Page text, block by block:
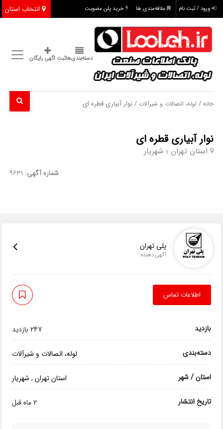
انتخاب استان ورود / ثبت نام علاقه‌مندی ها خرید پلن عضویت
دسته‌بندی‌هاثبت اگهی رایگان
خانه / لوله، اتصالات و شیرآلات / نوار آبیاری قطره ای
نوار آبیاری قطره ای
استان تهران شهریار
شماره آگهی: 9631
پلی تهران
آگهی دهنده
اطلاعات تماس
بازدید 247 بازدید
دسته‌بندی لوله، اتصالات و شیرآلات
استان / شهر استان تهران, شهریار
تاریخ انتشار 2 ماه قبل